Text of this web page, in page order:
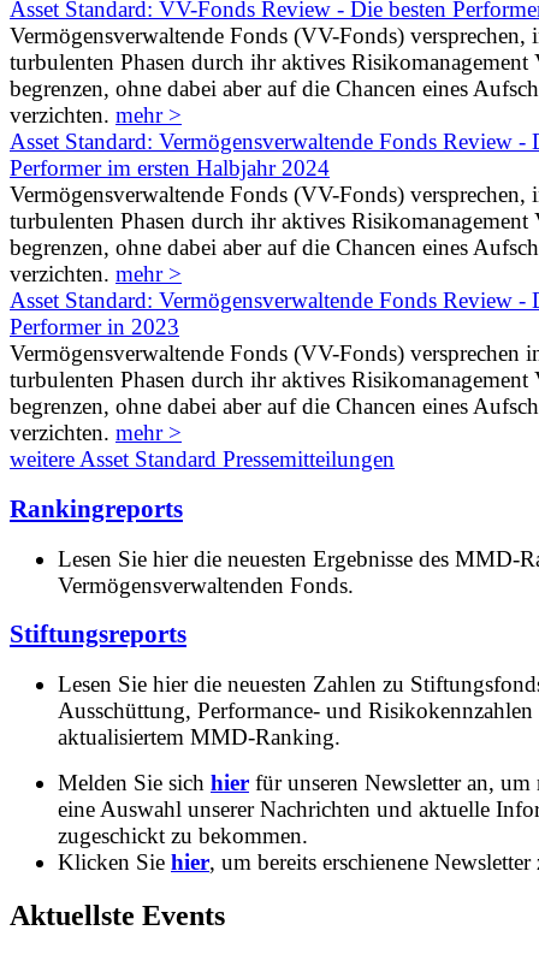
Asset Standard: VV-Fonds Review - Die besten
Vermögensverwaltende Fonds (VV-Fonds) versprechen,
turbulenten Phasen durch ihr aktives Risikomanagement
begrenzen, ohne dabei aber auf die Chancen eines
verzichten. mehr >
Asset Standard: Vermögensverwaltende Fonds Review -
Performer im ersten Halbjahr 2024
Vermögensverwaltende Fonds (VV-Fonds) versprechen,
turbulenten Phasen durch ihr aktives Risikomanagement
begrenzen, ohne dabei aber auf die Chancen eines
verzichten. mehr >
Asset Standard: Vermögensverwaltende Fonds Review -
Performer in 2023
Vermögensverwaltende Fonds (VV-Fonds) versprechen
turbulenten Phasen durch ihr aktives Risikomanagement
begrenzen, ohne dabei aber auf die Chancen eines
verzichten. mehr >
weitere Asset Standard Pressemitteilungen
Rankingreports
Lesen Sie hier die neuesten Ergebnisse des MMD-
Vermögensverwaltenden Fonds.
Stiftungsreports
Lesen Sie hier die neuesten Zahlen zu
Ausschüttung, Performance- und
aktualisiertem MMD-Ranking.
Melden Sie sich hier für unseren Newsletter an, um
eine Auswahl unserer Nachrichten und aktuelle
zugeschickt zu bekommen.
Klicken Sie hier, um bereits erschienene Newsletter
Aktuellste Events